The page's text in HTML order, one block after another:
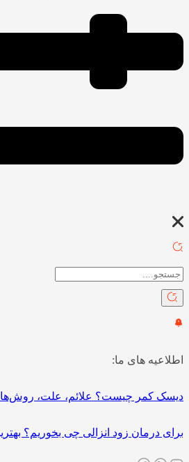
اطلاعیه های ما:
دیسک کمر چیست؟ علائم، علت،
برای درمان زود انزالی چی بخوریم؟